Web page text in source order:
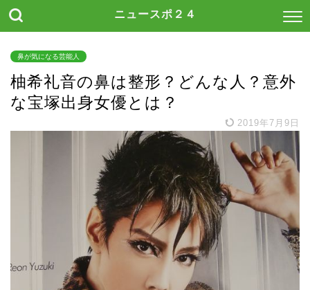
ニュースポ２４
鼻が気になる芸能人
柚希礼音の鼻は整形？どんな人？意外
な宝塚出身女優とは？
2019年7月9日